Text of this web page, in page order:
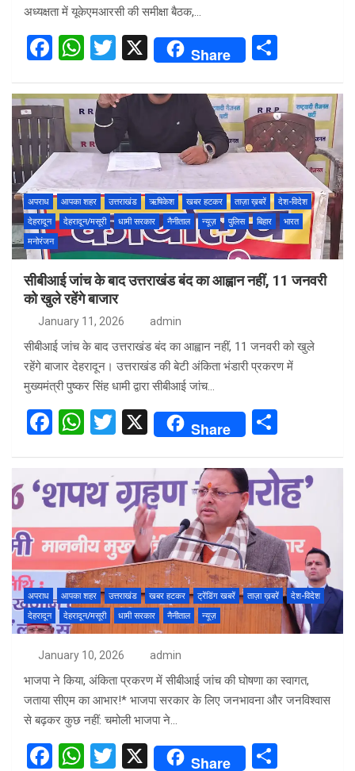
अध्यक्षता में यूकेएमआरसी की समीक्षा बैठक,…
F
ce
b
o
o
k
W
at
s
A
p
T
tt
er
X Share
ar
e
अपराध आपका शहर उत्तराखंड ऋषिकेश खबर हटकर ताज़ा ख़बरें
देश-विदेश
देहरादून
देहरादून/मसूरी धामी सरकार नैनीताल न्यूज़ पुलिस बिहार
भारत
मनोरंजन
सीबीआई जांच के बाद उत्तराखंड बंद का आह्वान नहीं, 11 जनवरी
को खुले रहेंगे बाजार
January 11, 2026 admin
सीबीआई जांच के बाद उत्तराखंड बंद का आह्वान नहीं, 11 जनवरी को खुले
रहेंगे बाजार देहरादून। उत्तराखंड की बेटी अंकिता भंडारी प्रकरण में
मुख्यमंत्री पुष्कर सिंह धामी द्वारा सीबीआई जांच…
F
b
o
o
k
W
s
A
p
p
T
tt
er
X Share
ar
e
अपराध आपका शहर उत्तराखंड खबर हटकर ट्रेंडिंग खबरें ताज़ा ख़बरें
देश-विदेश
देहरादून
देहरादून/मसूरी धामी सरकार नैनीताल न्यूज़
January 10, 2026 admin
भाजपा ने किया, अंकिता प्रकरण में सीबीआई जांच की घोषणा का स्वागत,
जताया सीएम का आभार!* भाजपा सरकार के लिए जनभावना और जनविश्वास
से बढ़कर कुछ नहीं: चमोली भाजपा ने…
F
W T
X Share